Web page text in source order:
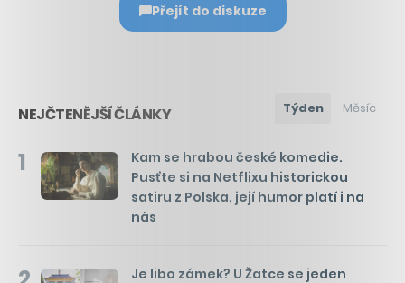
Přejít do diskuze
NEJČTENĚJŠÍ ČLÁNKY Týden Měsíc
1
Kam se hrabou české komedie.
Pusťte si na Netflixu historickou
satiru z Polska, její humor platí i na
nás
Je libo zámek? U Žatce se jeden